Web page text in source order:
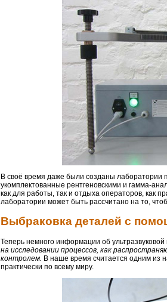
В своё время даже были созданы лаборатории
укомплектованные рентгеновскими и гамма-
как для работы, так и отдыха операторов, как
лаборатории может быть рассчитано на то,
Выбраковка деталей с
Теперь немного информации об
на исследовании процессов, как
контролем. В наше время считается одним из
практически по всему миру.